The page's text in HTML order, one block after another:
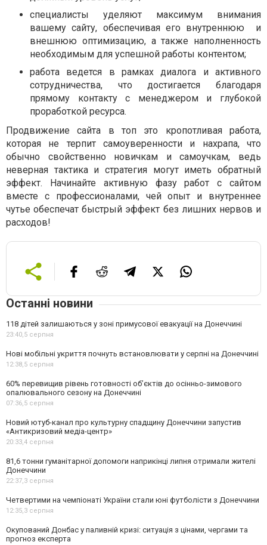
специалисты уделяют максимум внимания
вашему сайту, обеспечивая его внутреннюю
и
внешнюю оптимизацию, а также наполненность
необходимым для успешной работы контентом;
работа ведется в рамках диалога и активного
сотрудничества, что достигается благодаря
прямому контакту с менеджером и глубокой
проработкой ресурса.
Продвижение сайта в топ это кропотливая работа,
которая не терпит самоуверенности и нахрапа, что
обычно свойственно новичкам и самоучкам, ведь
неверная тактика и стратегия могут иметь обратный
эффект. Начинайте активную фазу работ с сайтом
вместе с профессионалами, чей опыт и внутреннее
чутье обеспечат быстрый эффект без лишних нервов и
расходов!
Останні новини
118 дітей залишаються у зоні примусової евакуації на Донеччині
23:40,5 серпня
Нові мобільні укриття почнуть встановлювати у серпні на Донеччині
12:38,5 серпня
60% перевищив рівень готовності об’єктів до осінньо-зимового
опалювального сезону на Донеччині
07:36,5 серпня
Новий ютуб-канал про культурну спадщину Донеччини запустив
«Антикризовий медіа-центр»
20:33,4 серпня
81,6 тонни гуманітарної допомоги наприкінці липня отримали жителі
Донеччини
22:37,3 серпня
Четвертими на чемпіонаті України стали юні футболісти з Донеччини
12:35,3 серпня
Окупований Донбас у паливній кризі: ситуація з цінами, чергами та
прогноз експерта